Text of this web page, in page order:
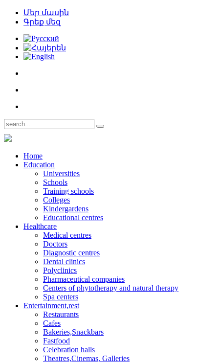
Մեր մասին
Գրեք մեզ
Home
Education
Universities
Schools
Training schools
Colleges
Kindergardens
Educational centres
Healthcare
Medical centres
Doctors
Diagnostic centres
Dental clinics
Polyclinics
Pharmaceutical companies
Centers of phytotherapy and natural therapy
Spa centers
Entertainment,rest
Restaurants
Cafes
Bakeries,Snackbars
Fastfood
Celebration halls
Theatres,Cinemas, Galleries